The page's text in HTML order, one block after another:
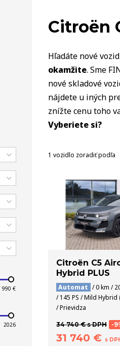
Citroën
Hľadáte nové
okamžite. Sme
nové skladové
nájdete u iných
znížte cenu toho
Vyberiete si?
1 vozidlo zoradiť podľa
Citroën C5
Hybrid PLUS
Automat / 0 km /
/ 145 PS / Mild
/ Prievidza
34 740 € s DPH -
31 740 € s